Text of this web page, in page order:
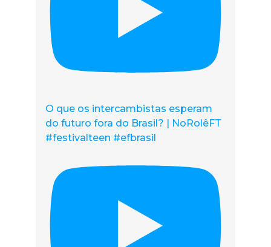
O que os intercambistas esperam
do futuro fora do Brasil? | NoRolêFT
#festivalteen #efbrasil